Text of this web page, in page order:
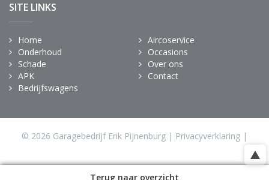
Terug naar overzicht
SITE LINKS
Home
Onderhoud
Schade
APK
Bedrijfswagens
Aircoservice
Occasions
Over ons
Contact
© 2026 Garagebedrijf Erik Pijnenburg | Privacyverklaring |